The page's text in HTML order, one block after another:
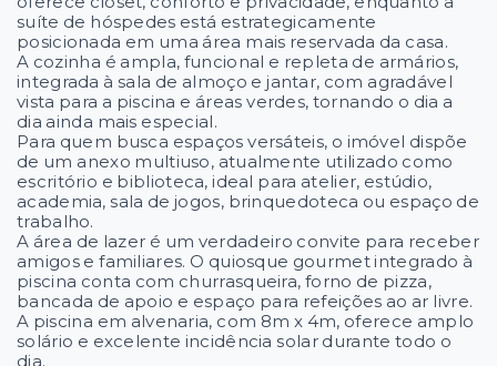
suíte de hóspedes está estrategicamente
posicionada em uma área mais reservada da casa.
A cozinha é ampla, funcional e repleta de armários,
integrada à sala de almoço e jantar, com agradável
vista para a piscina e áreas verdes, tornando o dia a
dia ainda mais especial.
Para quem busca espaços versáteis, o imóvel dispõe
de um anexo multiuso, atualmente utilizado como
escritório e biblioteca, ideal para atelier, estúdio,
academia, sala de jogos, brinquedoteca ou espaço de
trabalho.
A área de lazer é um verdadeiro convite para receber
amigos e familiares. O quiosque gourmet integrado à
piscina conta com churrasqueira, forno de pizza,
bancada de apoio e espaço para refeições ao ar livre.
A piscina em alvenaria, com 8m x 4m, oferece amplo
solário e excelente incidência solar durante todo o
dia.